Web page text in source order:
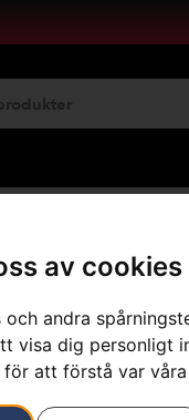
av cookies
och andra
visa dig personligt
att förstå var